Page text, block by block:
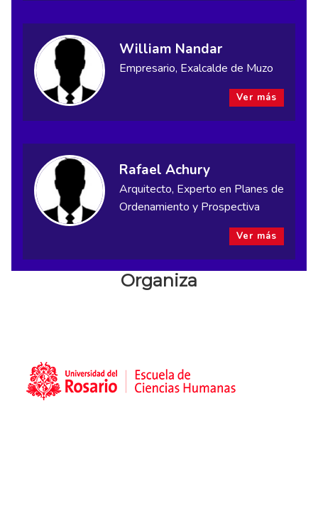
William Nandar
Empresario, Exalcalde de Muzo
Ver más
Rafael Achury
Arquitecto, Experto en Planes de
Ordenamiento y Prospectiva
Ver más
Organiza